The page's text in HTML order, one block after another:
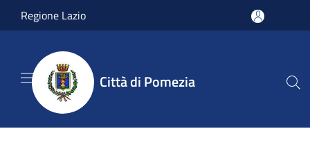
Salta al contenuto principale
Regione Lazio
Città di Pomezia